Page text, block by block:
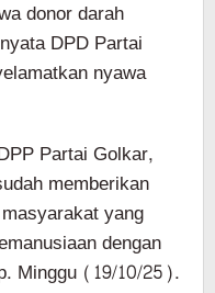
donor darah
DPD Partai
nyawa
Partai Golkar,
memberikan
yang
dengan
Minggu (19/10/25).